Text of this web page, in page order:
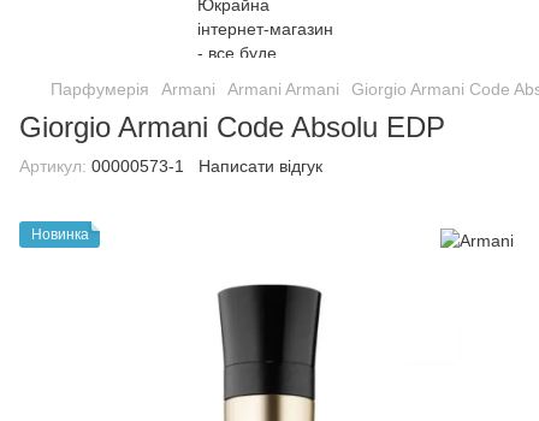
Парфумерія Armani Armani Armani Giorgio Armani Code
Giorgio Armani Code Absolu EDP
Артикул: 00000573-1 Написати відгук
Новинка